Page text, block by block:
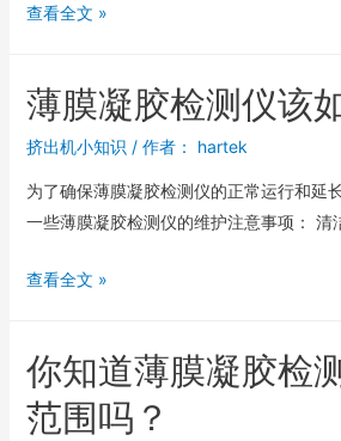
查看全文 »
薄膜凝胶检测仪该
挤出机小知识 / 作者： hartek
为了确保薄膜凝胶检测仪的正常运行和延
一些薄膜凝胶检测仪的维护注意事项：
查看全文 »
你知道薄膜凝胶检
范围吗？